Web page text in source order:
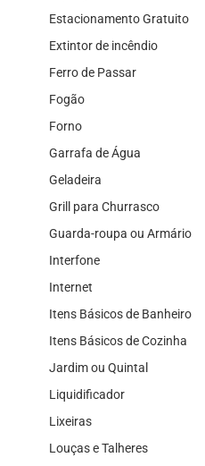
Estacionamento Gratuito
Extintor de incêndio
Ferro de Passar
Fogão
Forno
Garrafa de Água
Geladeira
Grill para Churrasco
Guarda-roupa ou Armário
Interfone
Internet
Itens Básicos de Banheiro
Itens Básicos de Cozinha
Jardim ou Quintal
Liquidificador
Lixeiras
Louças e Talheres